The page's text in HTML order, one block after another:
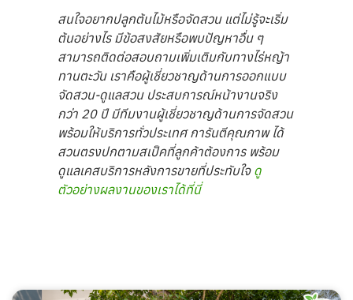
สนใจอยากปลูกต้นไม้หรือจัดสวน แต่ไม่รู้จะเริ่ม
ต้นอย่างไร มีข้อสงสัยหรือพบปัญหาอื่น ๆ
สามารถติดต่อสอบถามเพิ่มเติมกับทางไร่หญ้า
ทานตะวัน เราคือผู้เชี่ยวชาญด้านการออกแบบ
จัดสวน-ดูแลสวน ประสบการณ์หน้างานจริง
กว่า 20 ปี มีทีมงานผู้เชี่ยวชาญด้านการจัดสวน
พร้อมให้บริการทั่วประเทศ การันตีคุณภาพ ได้
สวนตรงปกตามสเป็คที่ลูกค้าต้องการ พร้อม
ดูแลเคสบริการหลังการขายที่ประทับใจ ดู
ตัวอย่างผลงานของเราได้ที่นี่